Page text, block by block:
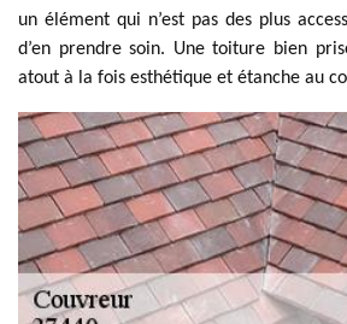
un élément qui n’est pas des plus
d’en prendre soin. Une toiture bien
atout à la fois esthétique et étanche au